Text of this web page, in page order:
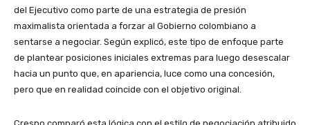
del Ejecutivo como parte de una estrategia de presión
maximalista orientada a forzar al Gobierno colombiano a
sentarse a negociar. Según explicó, este tipo de enfoque parte
de plantear posiciones iniciales extremas para luego desescalar
hacia un punto que, en apariencia, luce como una concesión,
pero que en realidad coincide con el objetivo original.